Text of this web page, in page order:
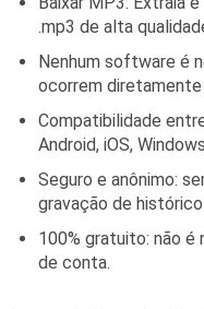
.mp3 de alta
Nenhum software é
ocorrem diretamente
Compatibilidade
Android, iOS,
Seguro e anônimo:
gravação de
100% gratuito: não é
de conta.